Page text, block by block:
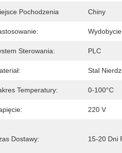
Pochodzenia Chiny
Sterowania: PLC
Stal
Temperatury: 0-100°C
220 V
Dostawy: 15-20 Dni